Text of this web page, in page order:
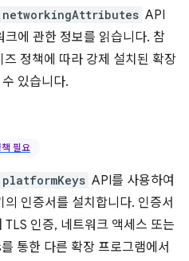
API
에 관한 정보를 읽습니다. 참
정책에 따라 강제 설치된 확장
있습니다.
필요
API를 사용하여
인증서를 설치합니다. 인증서
인증, 네트워크 액세스 또는
통한 다른 확장 프로그램에서